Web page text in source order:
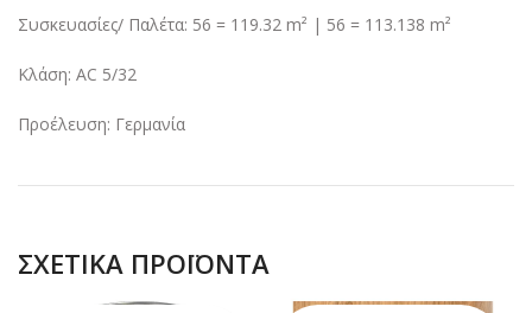
Συσκευασίες/ Παλέτα: 56 = 119.32 m² | 56 = 113.138 m²
Κλάση: AC 5/32
Προέλευση: Γερμανία
ΣΧΕΤΙΚΆ ΠΡΟΪΌΝΤΑ